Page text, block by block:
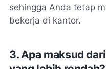
sehingga Anda tetap
bekerja di kantor.
3. Apa maksud